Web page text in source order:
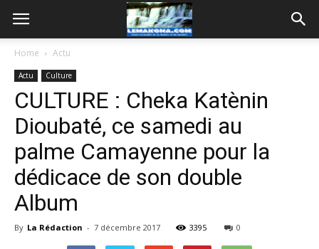
Home Actu
Actu Culture
CULTURE : Cheka Katènin
Dioubaté, ce samedi au
palme Camayenne pour la
dédicace de son double
Album
By La Rédaction - 7 décembre 2017 3395 0